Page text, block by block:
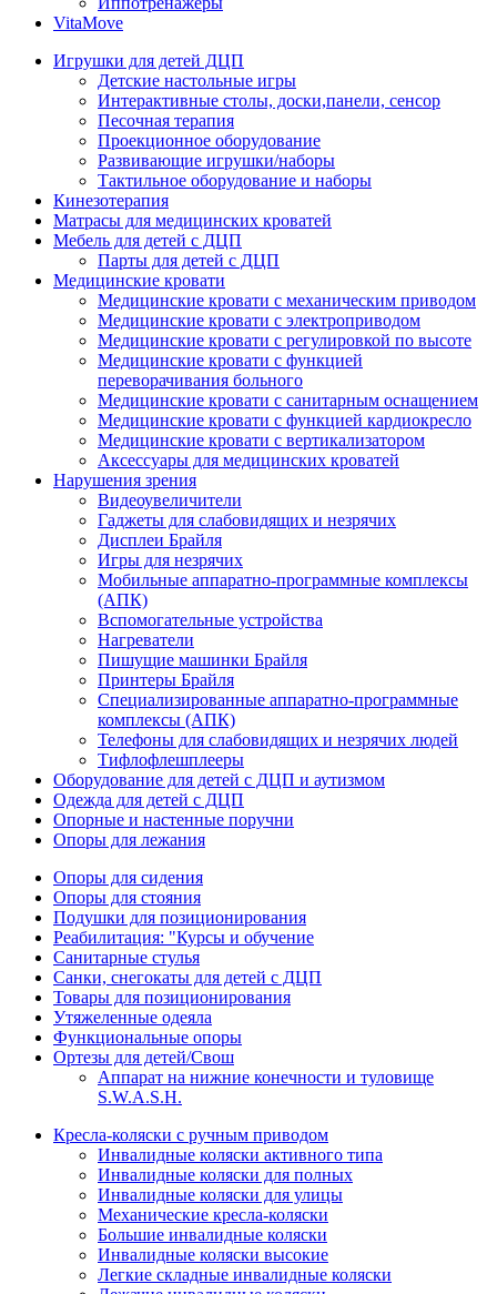
VitaMove
Игрушки для детей ДЦП
Детские настольные игры
Интерактивные столы, доски,панели, сенсор
Песочная терапия
Проекционное оборудование
Развивающие игрушки/наборы
Тактильное оборудование и наборы
Кинезотерапия
Матрасы для медицинских кроватей
Мебель для детей с ДЦП
Парты для детей с ДЦП
Медицинские кровати
Медицинские кровати с механическим приводом
Медицинские кровати с электроприводом
Медицинские кровати с регулировкой по высоте
Медицинские кровати с функцией
переворачивания больного
Медицинские кровати с санитарным оснащением
Медицинские кровати с функцией кардиокресло
Медицинские кровати с вертикализатором
Аксессуары для медицинских кроватей
Нарушения зрения
Видеоувеличители
Гаджеты для слабовидящих и незрячих
Дисплеи Брайля
Игры для незрячих
Мобильные аппаратно-программные комплексы
(АПК)
Вспомогательные устройства
Нагреватели
Пишущие машинки Брайля
Принтеры Брайля
Специализированные аппаратно-программные
комплексы (АПК)
Телефоны для слабовидящих и незрячих людей
Тифлофлешплееры
Оборудование для детей с ДЦП и аутизмом
Одежда для детей с ДЦП
Опорные и настенные поручни
Опоры для лежания
Опоры для сидения
Опоры для стояния
Подушки для позиционирования
Реабилитация: "Курсы и обучение
Санитарные стулья
Санки, снегокаты для детей с ДЦП
Товары для позиционирования
Утяжеленные одеяла
Функциональные опоры
Ортезы для детей/Свош
Аппарат на нижние конечности и туловище
S.W.A.S.H.
Кресла-коляски с ручным приводом
Инвалидные коляски активного типа
Инвалидные коляски для полных
Инвалидные коляски для улицы
Механические кресла-коляски
Большие инвалидные коляски
Инвалидные коляски высокие
Легкие складные инвалидные коляски